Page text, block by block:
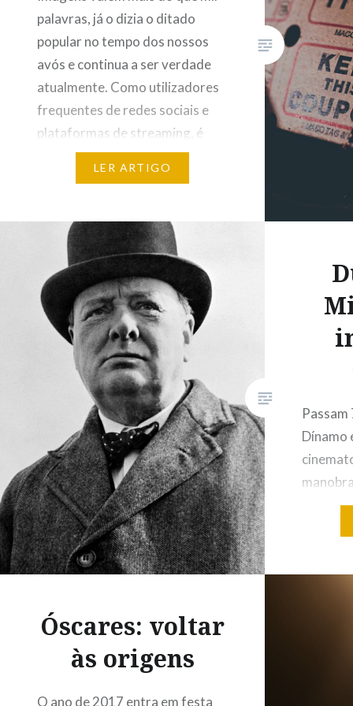
palavras, já o dizia o ditado
popular no tempo dos nossos
avós e continua a ser verdade
atualmente. Como utilizadores
frequentes de redes sociais e
plataformas de streaming, é
fácil afirmar que os jovens do
problema é escolher entre duas
imagens….
LER ARTIGO
Dínamo
acção
sempre
em
Óscares: voltar
às origens
O ano de 2017 entra em festa